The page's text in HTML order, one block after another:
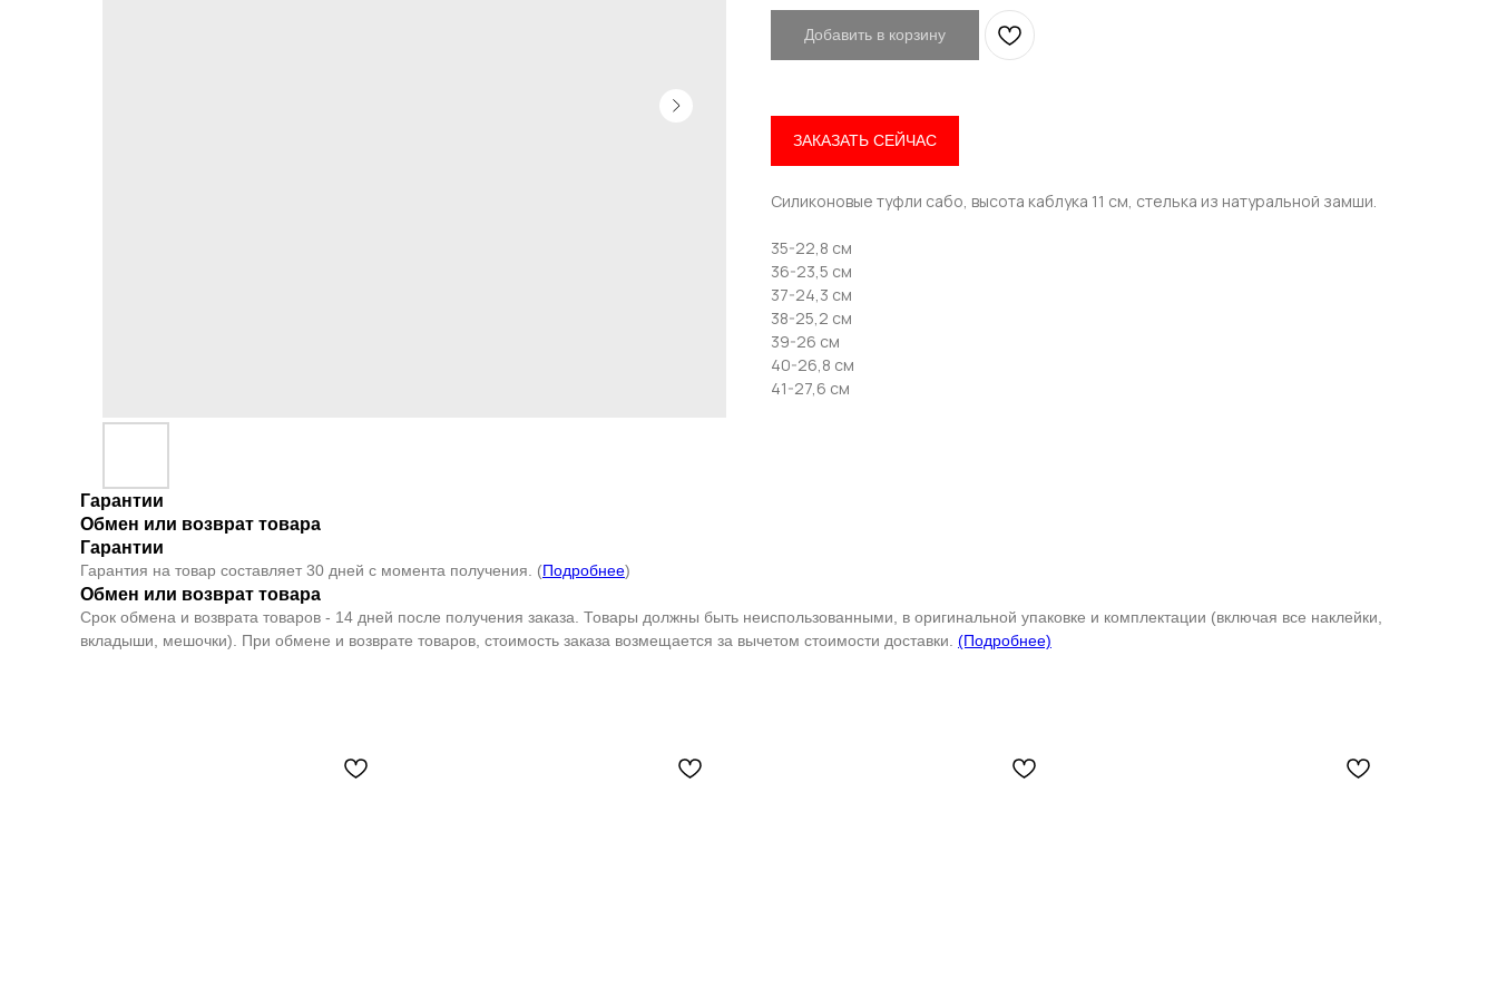
Подпишись на нашу рассылку
...и узнавай об акциях первой!
Добавить в корзину
ЗАКАЗАТЬ СЕЙЧАС
Силиконовые туфли сабо, высота каблука 11 см, стелька из натуральной замши.
35-22,8 см
36-23,5 см
37-24,3 см
38-25,2 см
39-26 см
40-26,8 см
41-27,6 см
Гарантии
Обмен или возврат товара
Гарантии
Гарантия на товар составляет 30 дней с момента получения. (Подробнее)
Обмен или возврат товара
Срок обмена и возврата товаров - 14 дней после получения заказа. Товары должны быть неиспользованными, в оригинальной упаковке и комплектации (включая все наклейки,
вкладыши, мешочки). При обмене и возврате товаров, стоимость заказа возмещается за вычетом стоимости доставки. (Подробнее)